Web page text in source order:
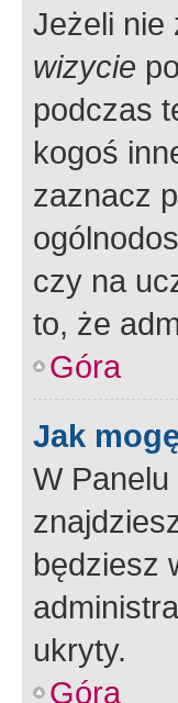
Jeżeli
wizycie
podczas
kogoś
zaznacz
czy na
to, że
Góra
Jak
W Panelu
będziesz
ukryty.
Góra